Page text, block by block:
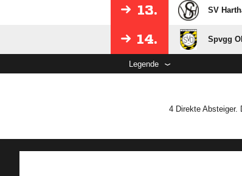
13. SV
14. Spvgg
Legende
4 Direkte Absteiger.